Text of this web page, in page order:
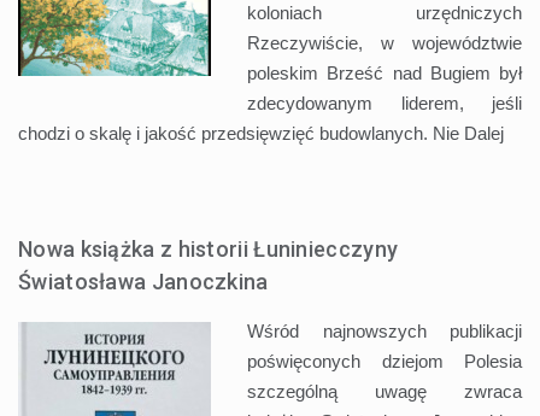
koloniach urzędniczych
Rzeczywiście, w województwie
poleskim Brześć nad Bugiem był
zdecydowanym liderem, jeśli
chodzi o skalę i jakość przedsięwzięć budowlanych. Nie Dalej
Nowa książka z historii Łuniniecczyny
Światosława Janoczkina
Wśród najnowszych publikacji
poświęconych dziejom Polesia
szczególną uwagę zwraca